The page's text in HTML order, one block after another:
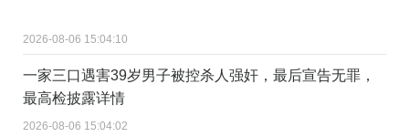
2026-08-06 15:04:10
一家三口遇害39岁男子被控杀人强奸，最后宣告无罪，
最高检披露详情
2026-08-06 15:04:02